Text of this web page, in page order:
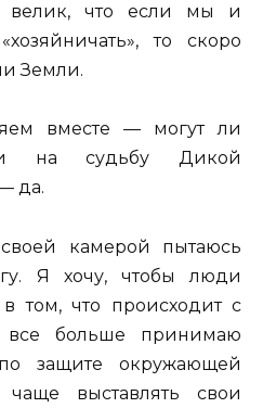
велик, что если мы и
то скоро
Земли.
вместе — могут ли
на судьбу Дикой
да.
камерой пытаюсь
Я хочу, чтобы люди
в том, что происходит с
больше принимаю
защите окружающей
выставлять свои